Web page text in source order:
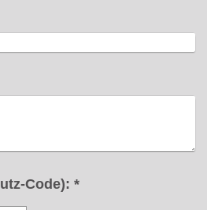
Captcha (Spam-Schutz-Code): *